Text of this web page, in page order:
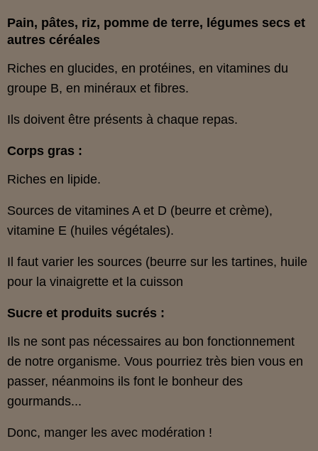
Pain, pâtes, riz, pomme de terre, légumes secs et
autres céréales
Riches en glucides, en protéines, en vitamines du
groupe B, en minéraux et fibres.
Ils doivent être présents à chaque repas.
Corps gras :
Riches en lipide.
Sources de vitamines A et D (beurre et crème),
vitamine E (huiles végétales).
Il faut varier les sources (beurre sur les tartines, huile
pour la vinaigrette et la cuisson
Sucre et produits sucrés :
Ils ne sont pas nécessaires au bon fonctionnement
de notre organisme. Vous pourriez très bien vous en
passer, néanmoins ils font le bonheur des
gourmands...
Donc, manger les avec modération !